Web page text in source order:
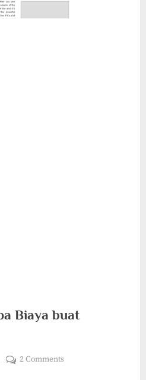
Biaya buat
2 Commentson